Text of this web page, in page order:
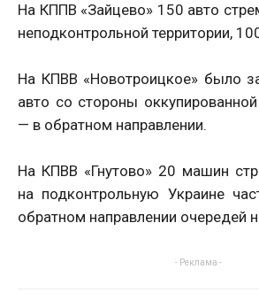
На КППВ «Зайцево» 150 авто
неподконтрольной территории,
На КПВВ «Новотроицкое» было
авто со стороны
— в обратном направлении.
На КПВВ «Гнутово» 20 машин
на подконтрольную Украине
обратном направлении очередей
- Реклама -